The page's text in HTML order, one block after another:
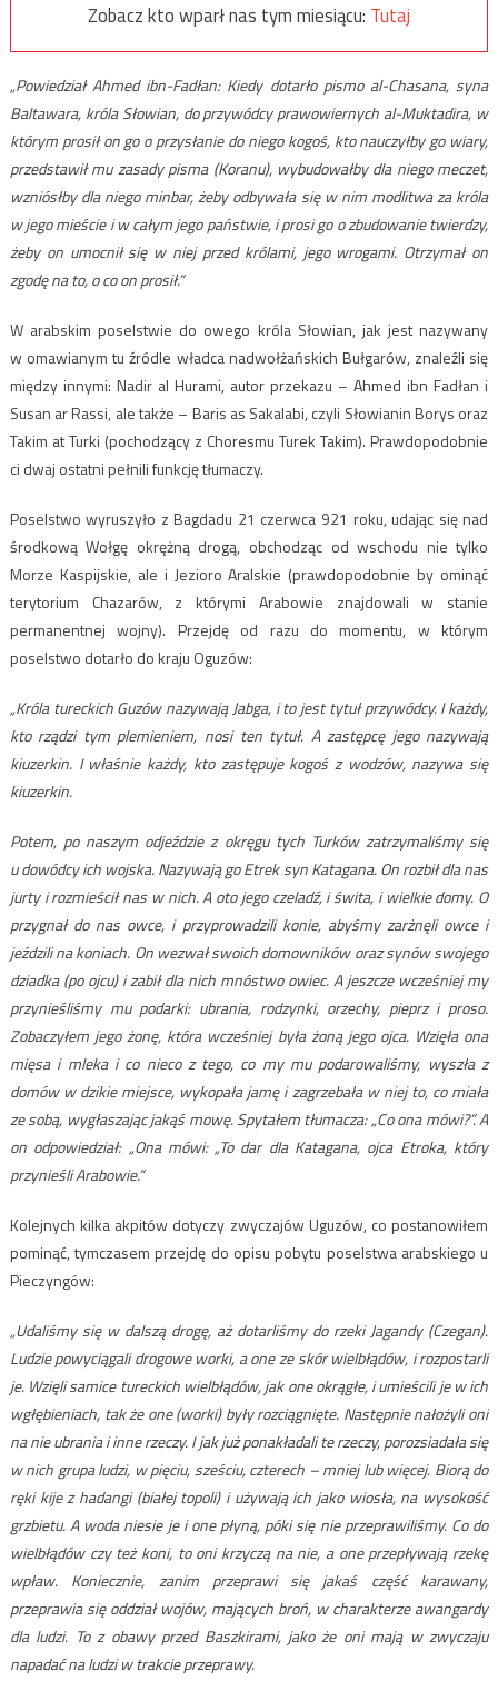
Zobacz kto wparł nas tym miesiącu: Tutaj
„Powiedział Ahmed ibn-Fadłan: Kiedy dotarło pismo al-Chasana, syna
Baltawara, króla Słowian, do przywódcy prawowiernych al-Muktadira, w
którym prosił on go o przysłanie do niego kogoś, kto nauczyłby go wiary,
przedstawił mu zasady pisma (Koranu), wybudowałby dla niego meczet,
wzniósłby dla niego minbar, żeby odbywała się w nim modlitwa za króla
w jego mieście i w całym jego państwie, i prosi go o zbudowanie twierdzy,
żeby on umocnił się w niej przed królami, jego wrogami. Otrzymał on
zgodę na to, o co on prosił.”
W arabskim poselstwie do owego króla Słowian, jak jest nazywany
w omawianym tu źródle władca nadwołżańskich Bułgarów, znaleźli się
między innymi: Nadir al Hurami, autor przekazu – Ahmed ibn Fadłan i
Susan ar Rassi, ale także – Baris as Sakalabi, czyli Słowianin Borys oraz
Takim at Turki (pochodzący z Choresmu Turek Takim). Prawdopodobnie
ci dwaj ostatni pełnili funkcję tłumaczy.
Poselstwo wyruszyło z Bagdadu 21 czerwca 921 roku, udając się nad
środkową Wołgę okrężną drogą, obchodząc od wschodu nie tylko
Morze Kaspijskie, ale i Jezioro Aralskie (prawdopodobnie by ominąć
terytorium Chazarów, z którymi Arabowie znajdowali w stanie
permanentnej wojny). Przejdę od razu do momentu, w którym
poselstwo dotarło do kraju Oguzów:
„Króla tureckich Guzów nazywają Jabga, i to jest tytuł przywódcy. I każdy,
kto rządzi tym plemieniem, nosi ten tytuł. A zastępcę jego nazywają
kiuzerkin. I właśnie każdy, kto zastępuje kogoś z wodzów, nazywa się
kiuzerkin.
Potem, po naszym odjeździe z okręgu tych Turków zatrzymaliśmy się
u dowódcy ich wojska. Nazywają go Etrek syn Katagana. On rozbił dla nas
jurty i rozmieścił nas w nich. A oto jego czeladź, i świta, i wielkie domy. O
przygnał do nas owce, i przyprowadzili konie, abyśmy zarżnęli owce i
jeździli na koniach. On wezwał swoich domowników oraz synów swojego
dziadka (po ojcu) i zabił dla nich mnóstwo owiec. A jeszcze wcześniej my
przynieśliśmy mu podarki: ubrania, rodzynki, orzechy, pieprz i proso.
Zobaczyłem jego żonę, która wcześniej była żoną jego ojca. Wzięła ona
mięsa i mleka i co nieco z tego, co my mu podarowaliśmy, wyszła z
domów w dzikie miejsce, wykopała jamę i zagrzebała w niej to, co miała
ze sobą, wygłaszając jakąś mowę. Spytałem tłumacza: „Co ona mówi?”. A
on odpowiedział: „Ona mówi: „To dar dla Katagana, ojca Etroka, który
przynieśli Arabowie.”
Kolejnych kilka akpitów dotyczy zwyczajów Uguzów, co postanowiłem
pominąć, tymczasem przejdę do opisu pobytu poselstwa arabskiego u
Pieczyngów:
„Udaliśmy się w dalszą drogę, aż dotarliśmy do rzeki Jagandy (Czegan).
Ludzie powyciągali drogowe worki, a one ze skór wielbłądów, i rozpostarli
je. Wzięli samice tureckich wielbłądów, jak one okrągłe, i umieścili je w ich
wgłębieniach, tak że one (worki) były rozciągnięte. Następnie nałożyli oni
na nie ubrania i inne rzeczy. I jak już ponakładali te rzeczy, porozsiadała się
w nich grupa ludzi, w pięciu, sześciu, czterech – mniej lub więcej. Biorą do
ręki kije z hadangi (białej topoli) i używają ich jako wiosła, na wysokość
grzbietu. A woda niesie je i one płyną, póki się nie przeprawiliśmy. Co do
wielbłądów czy też koni, to oni krzyczą na nie, a one przepływają rzekę
wpław. Koniecznie, zanim przeprawi się jakaś część karawany,
przeprawia się oddział wojów, mających broń, w charakterze awangardy
dla ludzi. To z obawy przed Baszkirami, jako że oni mają w zwyczaju
napadać na ludzi w trakcie przeprawy.